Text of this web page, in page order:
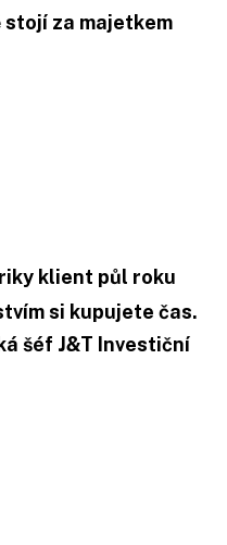
za majetkem
klient půl roku
si kupujete čas.
šéf J&T Investiční